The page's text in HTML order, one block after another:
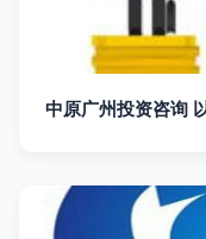
中原广州投资咨询